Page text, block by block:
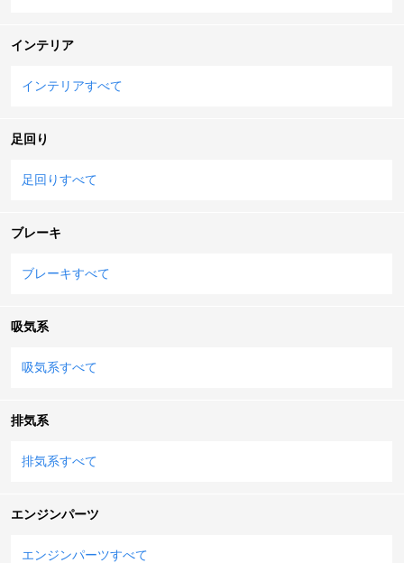
インテリア
インテリアすべて
足回り
足回りすべて
ブレーキ
ブレーキすべて
吸気系
吸気系すべて
排気系
排気系すべて
エンジンパーツ
エンジンパーツすべて